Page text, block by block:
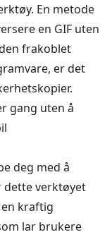
En metode
en GIF uten
frakoblet
er det
gang uten å
deg med å
dette verktøyet
kraftig
lar brukere